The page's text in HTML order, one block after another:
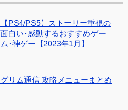
【PS4/PS5】ストーリー重視の
面白い･感動するおすすめゲー
ム･神ゲー【2023年1月】
グリム通信 攻略メニューまとめ